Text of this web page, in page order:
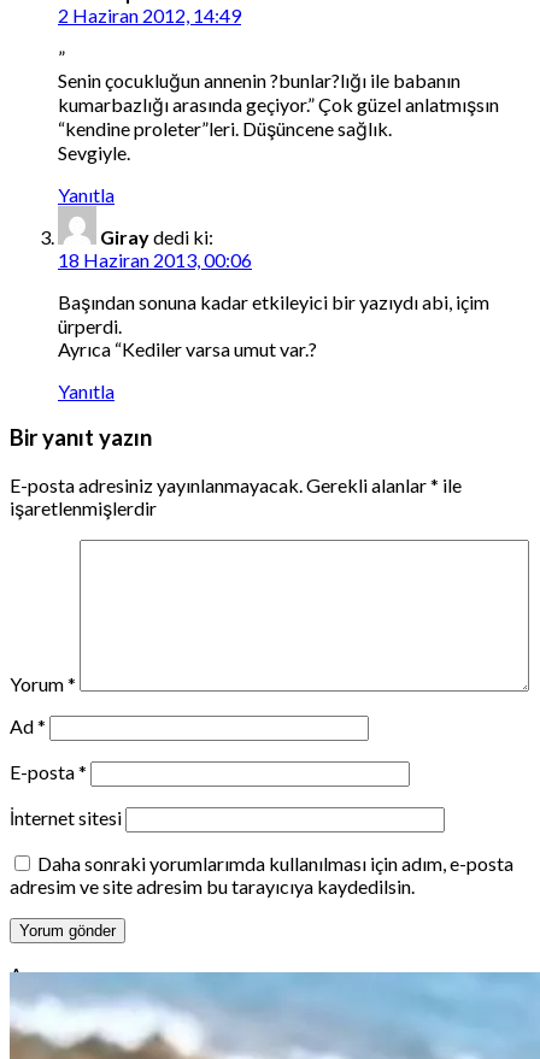
2 Haziran 2012, 14:49
”
Senin çocukluğun annenin ?bunlar?lığı ile babanın
kumarbazlığı arasında geçiyor.” Çok güzel anlatmışsın
“kendine proleter”leri. Düşüncene sağlık.
Sevgiyle.
Yanıtla
Giraydedi ki:
18 Haziran 2013, 00:06
Başından sonuna kadar etkileyici bir yazıydı abi, içim
ürperdi.
Ayrıca “Kediler varsa umut var.?
Yanıtla
Bir yanıt yazın
E-posta adresiniz yayınlanmayacak.Gerekli alanlar* ile
işaretlenmişlerdir
Yorum*
Ad*
E-posta*
İnternet sitesi
Daha sonraki yorumlarımda kullanılması için adım, e-posta
adresim ve site adresim bu tarayıcıya kaydedilsin.
Ara